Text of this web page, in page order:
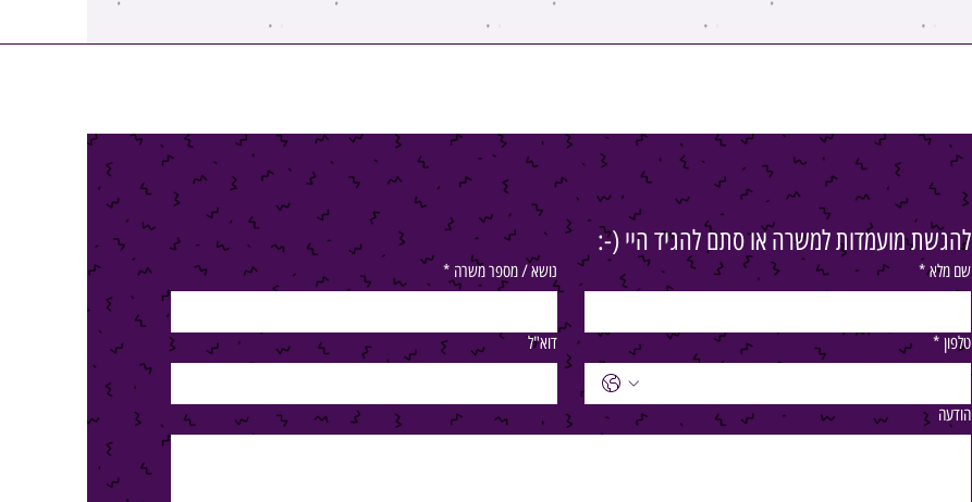
להגשת מועמדות למשרה או סתם להגיד היי (-:
שם מלא * נושא / מספר משרה *
טלפון * דוא"ל
הודעה